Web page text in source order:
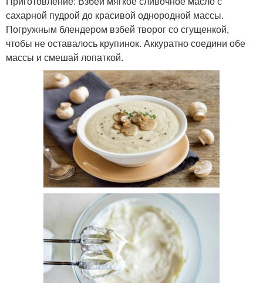
сахарной пудрой до красивой однородной массы.
Погружным блендером взбей творог со сгущенкой,
чтобы не оставалось крупинок. Аккуратно соедини обе
массы и смешай лопаткой.